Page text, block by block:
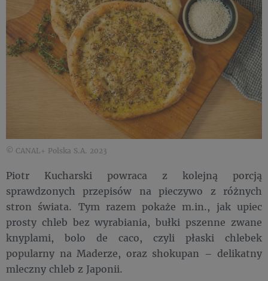
© CANAL+ Polska S.A. 2023
Piotr Kucharski powraca z kolejną porcją
sprawdzonych przepisów na pieczywo z różnych
stron świata. Tym razem pokaże m.in., jak upiec
prosty chleb bez wyrabiania, bułki pszenne zwane
knyplami, bolo de caco, czyli płaski chlebek
popularny na Maderze, oraz shokupan – delikatny
mleczny chleb z Japonii.